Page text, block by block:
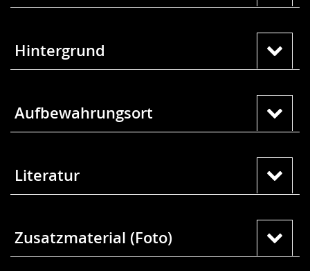
Hintergrund
Aufbewahrungsort
Literatur
Zusatzmaterial (Foto)